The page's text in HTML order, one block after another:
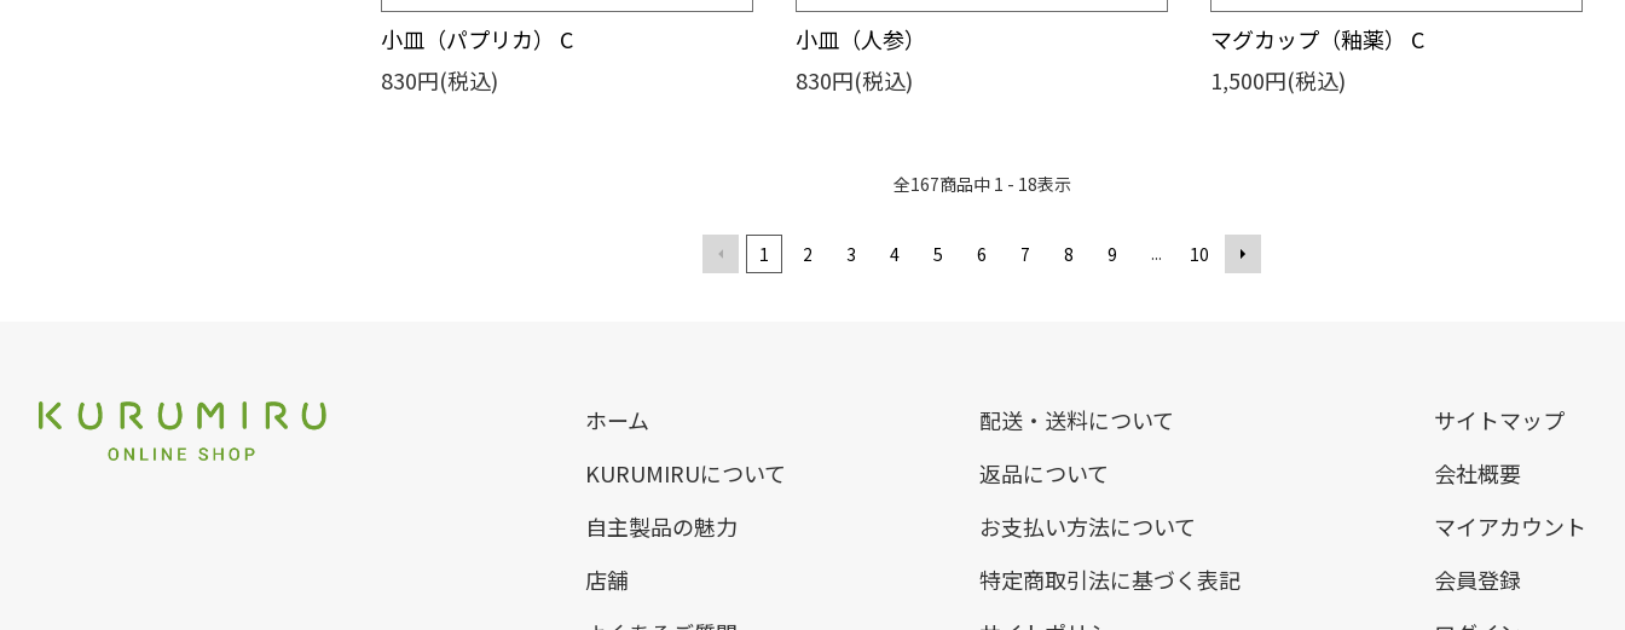
小皿（パプリカ） C
830円(税込)
小皿（人参）
830円(税込)
マグカップ（釉薬） C
1,500円(税込)
全167商品中 1 - 18表示
1 2 3 4 5 6 7 8 9 ... 10
ホーム
KURUMIRUについて
自主製品の魅力
店舗
配送・送料について
返品について
お支払い方法について
特定商取引法に基づく表記
サイトマップ
会社概要
マイアカウント
会員登録